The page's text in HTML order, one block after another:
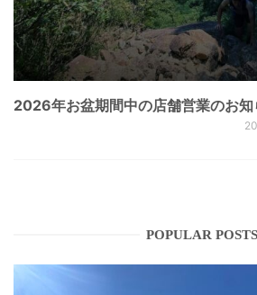
2026年お盆期間中の店舗営業のお知
POPULAR POSTS